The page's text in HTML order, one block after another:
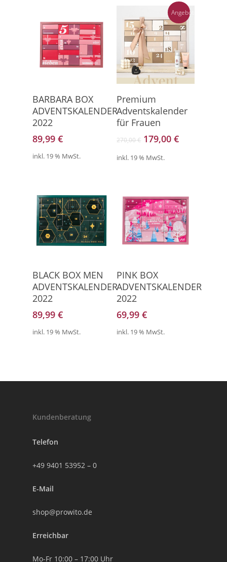
BARBARA BOX
ADVENTSKALENDER
2022
89,99 €
inkl. 19 % MwSt.
Angebot!
Kalender
Premium
Adventskalender
für Frauen
270,00€ Ursprünglicher
war:
179,00€Aktueller
inkl. 19 % MwSt.
BLACK BOX MEN
ADVENTSKALENDER
2022
89,99 €
inkl. 19 % MwSt.
PINK BOX
ADVENTSKALENDER
2022
69,99€
inkl. 19 % MwSt.
Kundenberatung
Telefon
+49 9401 53952 – 0
E-Mail
shop@prowito.de
Erreichbar
Mo-Fr 10:00 – 17:00 Uhr